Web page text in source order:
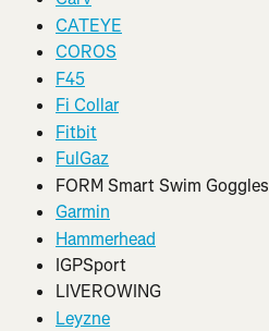
CATEYE
COROS
F45
Fi Collar
Fitbit
FulGaz
FORM Smart Swim Goggles
Garmin
Hammerhead
IGPSport
LIVEROWING
Leyzne